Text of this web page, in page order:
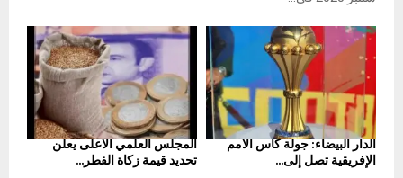
المجلس العلمي الأعلى يعلن
تحديد قيمة زكاة الفطر...
الدار البيضاء: جولة كأس الأمم
الإفريقية تصل إلى...